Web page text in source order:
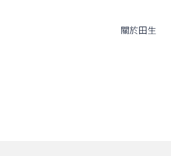
關於田生